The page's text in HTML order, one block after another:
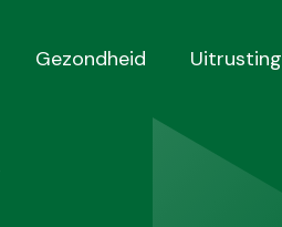
Gezondheid Uitrusting